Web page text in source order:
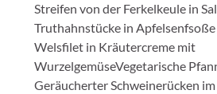
Streifen von der Ferkelkeule in
Truthahnstücke in
Welsfilet in Kräutercreme mit
WurzelgemüseVegetarische
Geräucherter Schweinerücken